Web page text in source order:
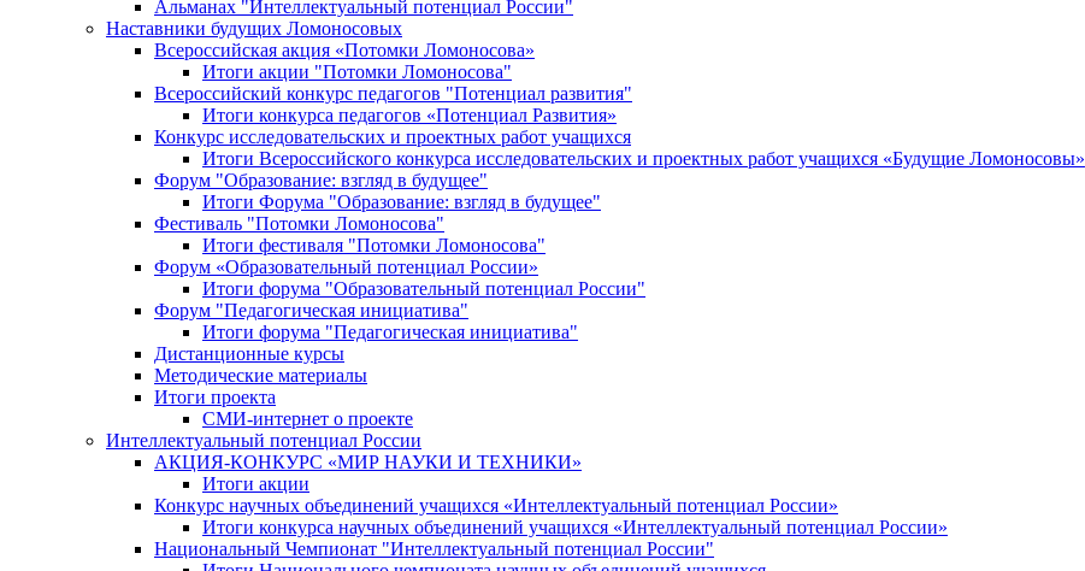
Альманах "Интеллектуальный потенциал России"
Наставники будущих Ломоносовых
Всероссийская акция «Потомки Ломоносова»
Итоги акции "Потомки Ломоносова"
Всероссийский конкурс педагогов "Потенциал развития"
Итоги конкурса педагогов «Потенциал Развития»
Конкурс исследовательских и проектных работ учащихся
Итоги Всероссийского конкурса исследовательских и проектных работ учащихся «Будущие Ломоносовы»
Форум "Образование: взгляд в будущее"
Итоги Форума "Образование: взгляд в будущее"
Фестиваль "Потомки Ломоносова"
Итоги фестиваля "Потомки Ломоносова"
Форум «Образовательный потенциал России»
Итоги форума "Образовательный потенциал России"
Форум "Педагогическая инициатива"
Итоги форума "Педагогическая инициатива"
Дистанционные курсы
Методические материалы
Итоги проекта
СМИ-интернет о проекте
Интеллектуальный потенциал России
АКЦИЯ-КОНКУРС «МИР НАУКИ И ТЕХНИКИ»
Итоги акции
Конкурс научных объединений учащихся «Интеллектуальный потенциал России»
Итоги конкурса научных объединений учащихся «Интеллектуальный потенциал России»
Национальный Чемпионат "Интеллектуальный потенциал России"